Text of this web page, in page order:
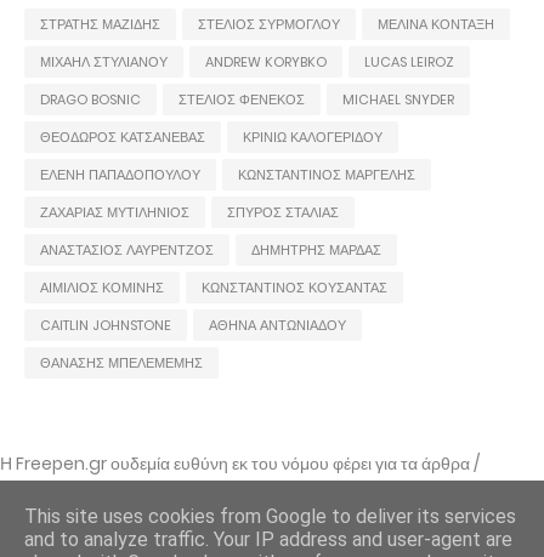
ΣΤΡΑΤΗΣ ΜΑΖΙΔΗΣ ΣΤΕΛΙΟΣ ΣΥΡΜΟΓΛΟΥ
ΜΕΛΙΝΑ ΚΟΝΤΑΞΗ
ΜΙΧΑΗΛ ΣΤΥΛΙΑΝΟΥ
ANDREW KORYBKO
LUCAS LEIROZ
DRAGO BOSNIC
ΣΤΕΛΙΟΣ ΦΕΝΕΚΟΣ
MICHAEL SNYDER
ΘΕΟΔΩΡΟΣ ΚΑΤΣΑΝΕΒΑΣ
ΚΡΙΝΙΩ ΚΑΛΟΓΕΡΙΔΟΥ
ΕΛΕΝΗ ΠΑΠΑΔΟΠΟΥΛΟΥ
ΚΩΝΣΤΑΝΤΙΝΟΣ ΜΑΡΓΕΛΗΣ
ΖΑΧΑΡΙΑΣ ΜΥΤΙΛΗΝΙΟΣ
ΣΠΥΡΟΣ ΣΤΑΛΙΑΣ
ΑΝΑΣΤΑΣΙΟΣ ΛΑΥΡΕΝΤΖΟΣ
ΔΗΜΗΤΡΗΣ ΜΑΡΔΑΣ
ΑΙΜΙΛΙΟΣ ΚΟΜΙΝΗΣ
ΚΩΝΣΤΑΝΤΙΝΟΣ ΚΟΥΣΑΝΤΑΣ
CAITLIN JOHNSTONE
ΑΘΗΝΑ ΑΝΤΩΝΙΑΔΟΥ
ΘΑΝΑΣΗΣ ΜΠΕΛΕΜΕΜΗΣ
Η Freepen.gr ουδεμία ευθύνη εκ του νόμου φέρει για τα άρθρα /
αναρτήσεις που δημοσιεύονται και απηχούν τις απόψεις των συντακτών
τους και δε σημαίνει πως τα υιοθετεί. Σε περίπτωση που θεωρείτε πως
θίγεστε από κάποιο εξ αυτών ή ότι υπάρχει κάποιο σφάλμα,
This site uses cookies from Google to deliver its services
and to analyze traffic. Your IP address and user-agent are